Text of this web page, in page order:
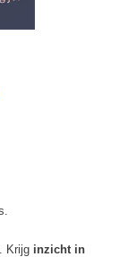
Krijg inzicht in